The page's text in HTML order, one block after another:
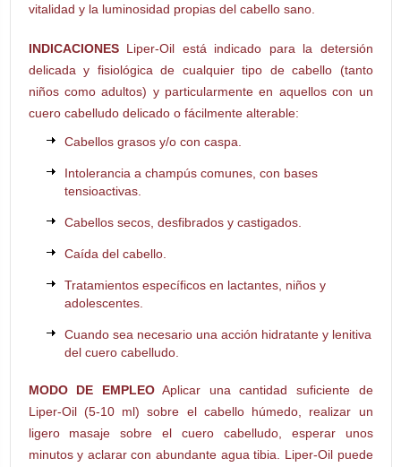
vitalidad y la luminosidad propias del cabello sano.
INDICACIONESLiper-Oil está indicado para la detersión
delicada y fisiológica de cualquier tipo de cabello (tanto
niños como adultos) y particularmente en aquellos con un
cuero cabelludo delicado o fácilmente alterable:
Cabellos grasos y/o con caspa.
Intolerancia a champús comunes, con bases
tensioactivas.
Cabellos secos, desfibrados y castigados.
Caída del cabello.
Tratamientos específicos en lactantes, niños y
adolescentes.
Cuando sea necesario una acción hidratante y lenitiva
del cuero cabelludo.
MODO DE EMPLEOAplicar una cantidad suficiente de
Liper-Oil (5-10 ml) sobre el cabello húmedo, realizar un
ligero masaje sobre el cuero cabelludo, esperar unos
minutos y aclarar con abundante agua tibia. Liper-Oil puede